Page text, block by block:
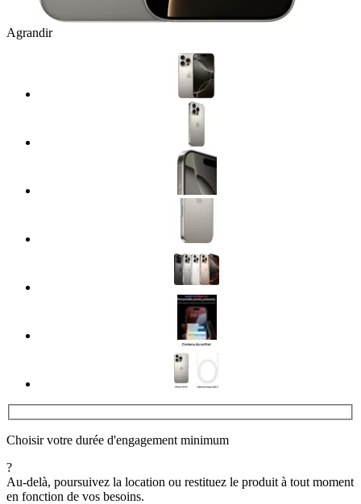
Agrandir
Choisir votre durée d'engagement minimum
?
Au-delà, poursuivez la location ou restituez le produit à tout moment
en fonction de vos besoins.